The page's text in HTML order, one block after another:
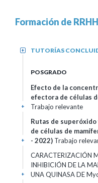
Formación de RRHH
TUTORÍAS
+
POSGRADO
Efecto de la
efectora de células
Trabajo relevante
+
Rutas de
de células de
- 2022) Trabajo
+
CARACTERIZACIÓN
INHIBICIÓN DE LA
UNA QUINASA DE
+